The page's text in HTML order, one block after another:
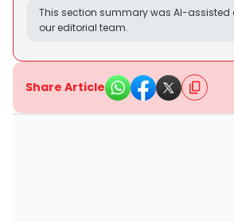
This section summary was AI-assisted
our editorial team.
Share Article